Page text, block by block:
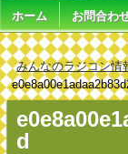
ホーム お問合わ
みんなのラジコン情
d